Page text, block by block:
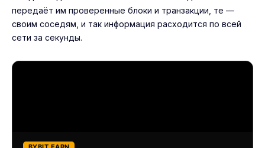
передаёт им проверенные блоки и транзакции, те —
своим соседям, и так информация расходится по всей
сети за секунды.